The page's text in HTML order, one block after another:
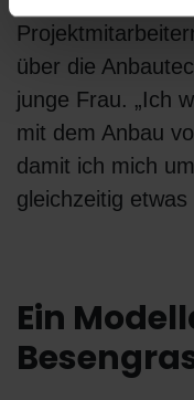
über die
junge Frau. „Ich
mit dem Anbau
damit ich mich
gleichzeitig
Ein